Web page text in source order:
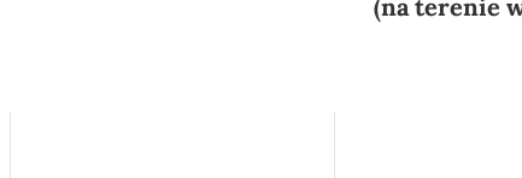
(na terenie